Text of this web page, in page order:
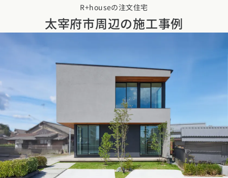
建築家
愛知県岐阜県静岡県三重県
滋賀県奈良県和歌山県
中国エリア
広島県岡山県鳥取県島根県山口県
四国エリア
香川県徳島県愛媛県高知県
フォトギャラリー
R+houseの間取り
ルームツアー
注文住宅の基礎知識
設備・性能
周辺環境
間取りのヒント
施工事例
スタイルのヒント
デザインのヒント
北海道・東北エリア
北海道青森県岩手県 宮城県秋田県山形県福島県
神奈川県埼玉県千葉県茨城県栃木県群馬県
甲信越・北陸エリア
新潟県 福井県山梨県
東海エリア
愛知県岐阜県静岡県三重県
チェックポイントがわかる！
R+houseの注文住宅
太宰府市周辺の施工事例